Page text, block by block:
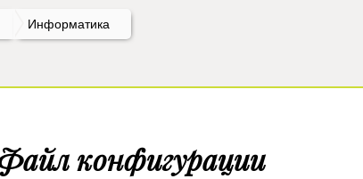
Информатика
конфигурации